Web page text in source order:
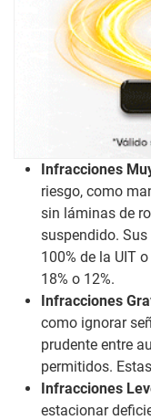
Infracciones
riesgo, como
sin láminas de
suspendido.
100% de la UIT
18% o 12%.
Infracciones
como ignorar
prudente entre
permitidos.
Infracciones
estacionar